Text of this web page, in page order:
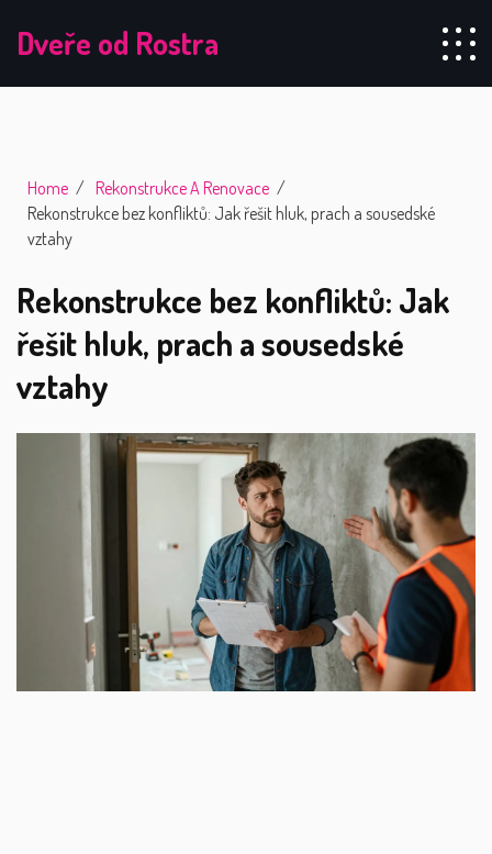
Dveře od Rostra
Home
Rekonstrukce A Renovace
Rekonstrukce bez konfliktů: Jak řešit hluk, prach a sousedské
vztahy
Rekonstrukce bez konfliktů: Jak
řešit hluk, prach a sousedské
vztahy